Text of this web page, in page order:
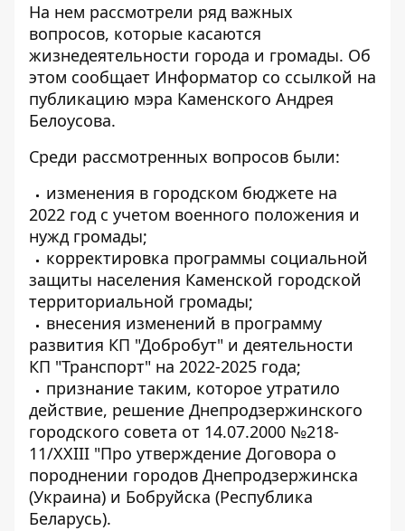
На нем рассмотрели ряд важных
вопросов, которые касаются
жизнедеятельности города и громады. Об
этом сообщает Информатор со ссылкой на
публикацию мэра Каменского Андрея
Белоусова.
Среди рассмотренных вопросов были:
изменения в городском бюджете на
2022 год с учетом военного положения и
нужд громады;
корректировка программы социальной
защиты населения Каменской городской
территориальной громады;
внесения изменений в программу
развития КП "Добробут" и деятельности
КП "Транспорт" на 2022-2025 года;
признание таким, которое утратило
действие, решение Днепродзержинского
городского совета от 14.07.2000 №218-
11/XXIII "Про утверждение Договора о
породнении городов Днепродзержинска
(Украина) и Бобруйска (Республика
Беларусь).